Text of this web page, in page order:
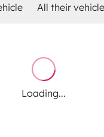
All their
Loading...